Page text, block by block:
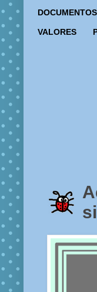
DOCUMENTOS
VALORES